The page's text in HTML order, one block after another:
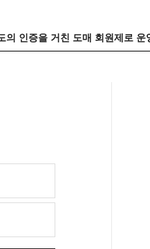
의 인증을 거친 도매 회원제로 운